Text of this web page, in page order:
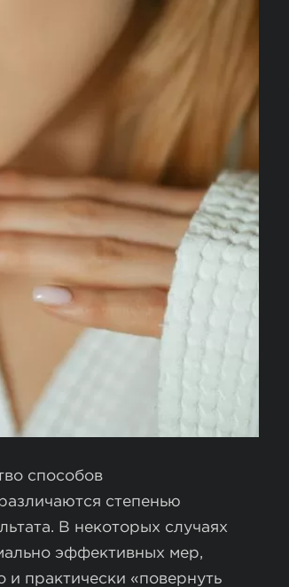
способов
степенью
В некоторых случаях
эффективных мер,
практически «повернуть